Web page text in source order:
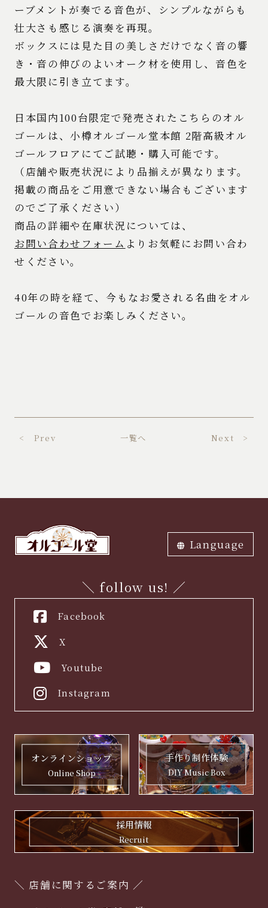
ーブメントが奏でる音色が、シンプルながらも
壮大さも感じる演奏を再現。
ボックスには見た目の美しさだけでなく音の響
き・音の伸びのよいオーク材を使用し、音色を
最大限に引き立てます。
日本国内100台限定で発売されたこちらのオル
ゴールは、小樽オルゴール堂本館 2階高級オル
ゴールフロアにてご試聴・購入可能です。
（店舗や販売状況により品揃えが異なります。
掲載の商品をご用意できない場合もございます
のでご了承ください）
商品の詳細や在庫状況については、
お問い合わせフォーム よりお気軽にお問い合わ
せください。
40年の時を経て、今もなお愛される名曲をオル
ゴールの音色でお楽しみください。
< Prev 一覧へ Next >
Language
＼ follow us! ／
Facebook
X
Youtube
Instagram
オンラインショップ
Online Shop
手作り制作体験
DIY Music Box
採用情報
Recruit
＼ 店舗に関するご案内 ／